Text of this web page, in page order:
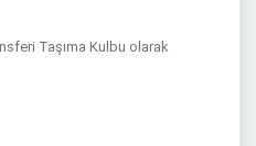
Taşıma Kulbu olarak